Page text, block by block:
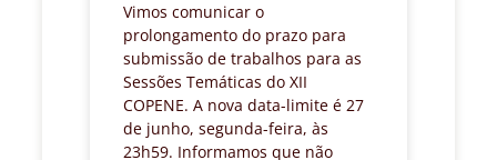
Vimos comunicar o
prolongamento do prazo para
submissão de trabalhos para as
Sessões Temáticas do XII
COPENE. A nova data-limite é 27
de junho, segunda-feira, às
23h59. Informamos que não